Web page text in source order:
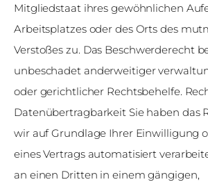
Mitgliedstaat ihres gewöhnlichen
Arbeitsplatzes oder des Orts des
Verstoßes zu. Das Beschwerderecht
unbeschadet anderweitiger
oder gerichtlicher Rechtsbehelfe.
Datenübertragbarkeit Sie haben das
wir auf Grundlage Ihrer Einwilligung
eines Vertrags automatisiert
an einen Dritten in einem gängigen,